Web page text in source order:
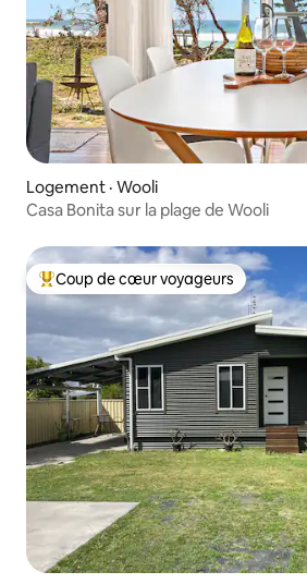
Logement · Wooli
Casa Bonita sur la plage de Wooli
Coup de cœur voyageurs parmi les
Coup de cœur voyageurs